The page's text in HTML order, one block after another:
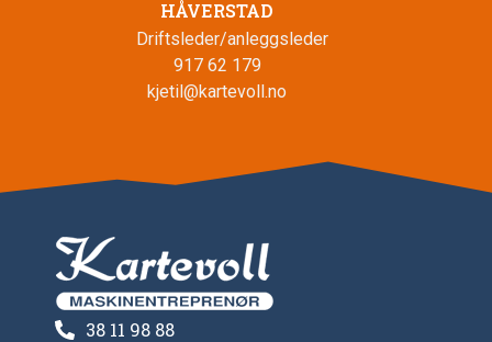
HÅVERSTAD
Driftsleder/anleggsleder
917 62 179
kjetil@kartevoll.no
38 11 98 88